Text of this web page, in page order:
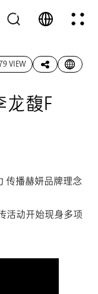
VIEW
龙馥F
传播赫妍品牌理念
活动开始现身多项